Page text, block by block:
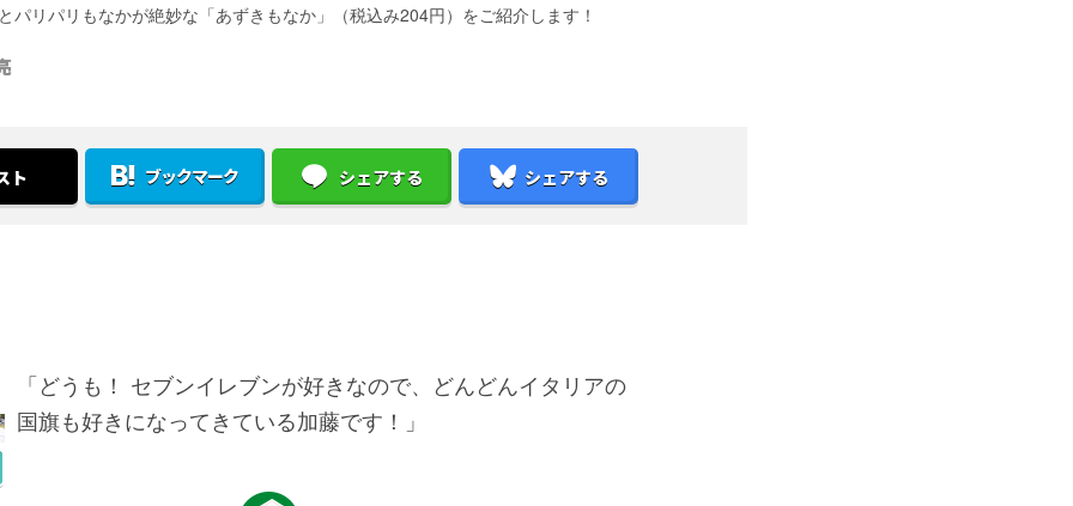
パリパリもなかが絶妙な「あずきもなか」（税込み204円）をご紹介します！
ト ブックマーク シェアする シェアする
「どうも！ セブンイレブンが好きなので、どんどんイタリアの
国旗も好きになってきている加藤です！」